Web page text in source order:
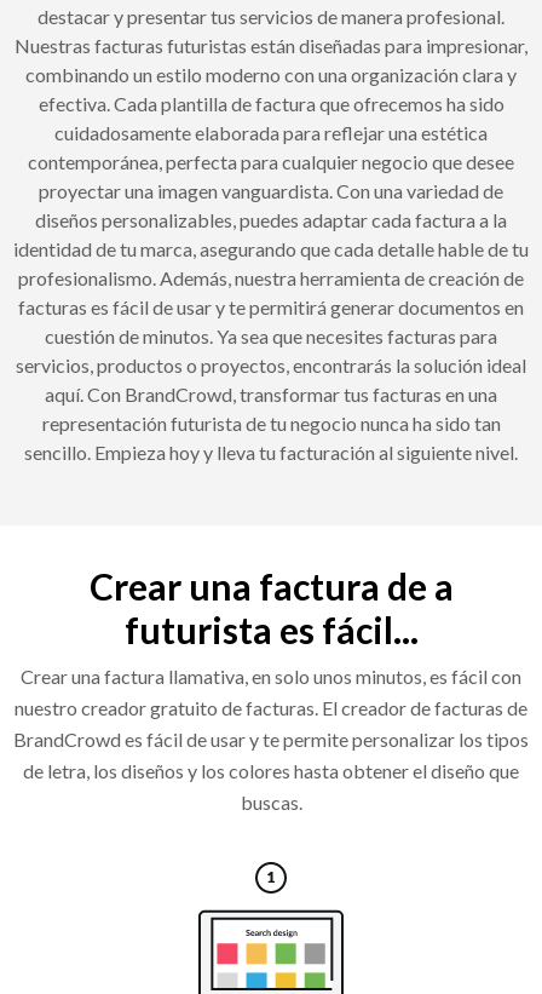
destacar y presentar tus servicios de manera profesional.
Nuestras facturas futuristas están diseñadas para impresionar,
combinando un estilo moderno con una organización clara y
efectiva. Cada plantilla de factura que ofrecemos ha sido
cuidadosamente elaborada para reflejar una estética
contemporánea, perfecta para cualquier negocio que desee
proyectar una imagen vanguardista. Con una variedad de
diseños personalizables, puedes adaptar cada factura a la
identidad de tu marca, asegurando que cada detalle hable de tu
profesionalismo. Además, nuestra herramienta de creación de
facturas es fácil de usar y te permitirá generar documentos en
cuestión de minutos. Ya sea que necesites facturas para
servicios, productos o proyectos, encontrarás la solución ideal
aquí. Con BrandCrowd, transformar tus facturas en una
representación futurista de tu negocio nunca ha sido tan
sencillo. Empieza hoy y lleva tu facturación al siguiente nivel.
Crear una factura de a
futurista es fácil...
Crear una factura llamativa, en solo unos minutos, es fácil con
nuestro creador gratuito de facturas. El creador de facturas de
BrandCrowd es fácil de usar y te permite personalizar los tipos
de letra, los diseños y los colores hasta obtener el diseño que
buscas.